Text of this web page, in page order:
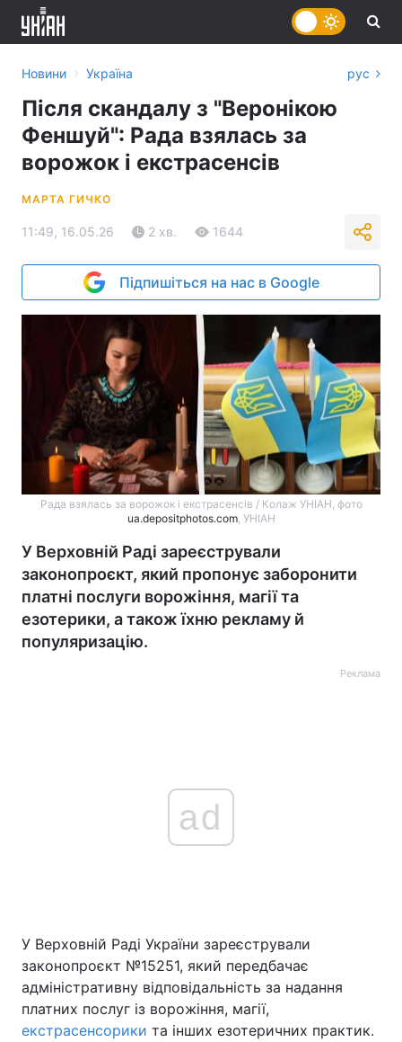
Економіка Світ
Новини › Україна рус
Після скандалу з "Веронікою
Феншуй": Рада взялась за
ворожок і екстрасенсів
МАРТА ГИЧКО
11:49, 16.05.26 2 хв. 1644
Підпишіться на нас в Google
Рада взялась за ворожок і екстрасенсів / Колаж УНІАН, фото
ua.depositphotos.com, УНІАН
У Верховній Раді зареєстрували
законопроєкт, який пропонує заборонити
платні послуги ворожіння, магії та
езотерики, а також їхню рекламу й
популяризацію.
Реклама
ad
У Верховній Раді України зареєстрували
законопроєкт №15251, який передбачає
адміністративну відповідальність за надання
платних послуг із ворожіння, магії,
екстрасенсорики та інших езотеричних практик.